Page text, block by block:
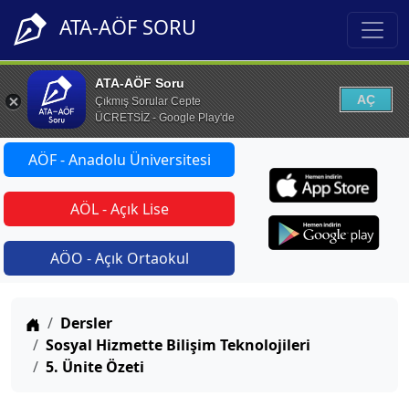
ATA-AÖF SORU
ATA-AÖF Soru
Çıkmış Sorular Cepte
ÜCRETSİZ - Google Play'de
AÇ
AÖF - Anadolu Üniversitesi
AÖL - Açık Lise
AÖO - Açık Ortaokul
Anasayfa
Dersler
Sosyal Hizmette Bilişim Teknolojileri
5. Ünite Özeti